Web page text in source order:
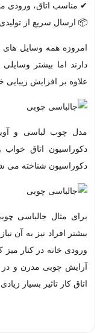
✔ مناسب اتاق، ورودی
📦 ارسال سریع از
امروزه همه وسایل های
دارند اما بیشتر
علاوه بر افزایش زیبایی
مدل چوب لباسی و
دکوراسیون اتاق
دکوراسیون شناخته می
برای مثال جالباسی
بیشتر افراد نیز به آن
ورودی خانه در کنار
آرایش چوبی مدرن و در
اتاق کار تاثیر بسیار